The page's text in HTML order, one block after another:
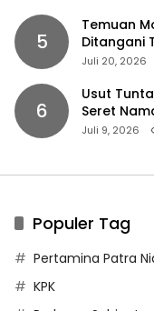
5
Temuan
Ditangani
Juli 20, 2026
6
Usut
Seret
Juli 9, 2026
Populer Tag
Pertamina Patra
KPK